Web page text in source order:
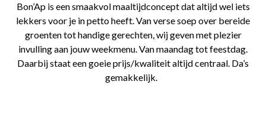
Bon’Ap is een smaakvol maaltijdconcept dat altijd wel iets
lekkers voor je in petto heeft. Van verse soep over bereide
groenten tot handige gerechten, wij geven met plezier
invulling aan jouw weekmenu. Van maandag tot feestdag.
Daarbij staat een goeie prijs/kwaliteit altijd centraal. Da’s
gemakkelijk.